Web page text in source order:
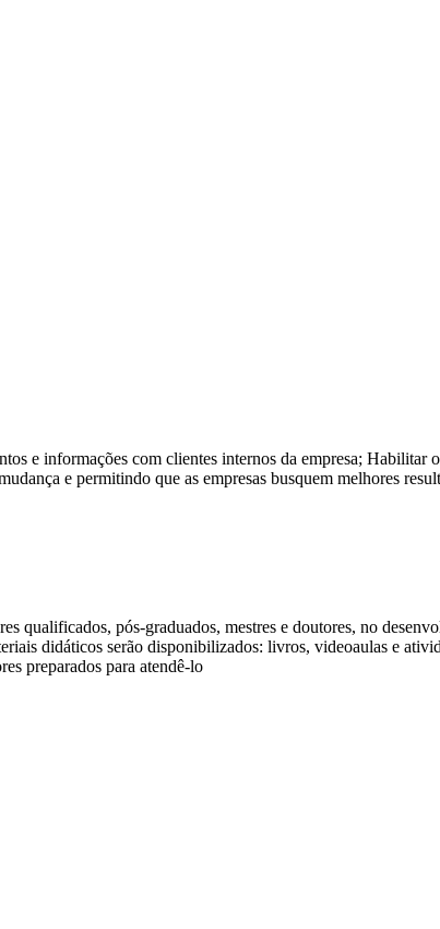
e informações com clientes internos da empresa; Habilitar
e permitindo que as empresas busquem melhores
qualificados, pós-graduados, mestres e doutores, no
didáticos serão disponibilizados: livros, videoaulas e
preparados para atendê-lo